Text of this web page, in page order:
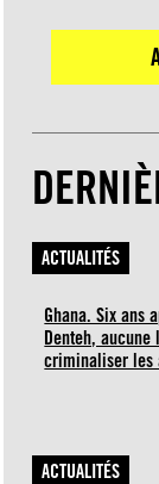
ACTUALITÉS
Ghana. Six ans
Denteh, aucune
criminaliser les
ACTUALITÉS